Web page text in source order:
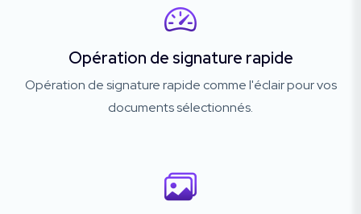
Opération de signature rapide
Opération de signature rapide comme l'éclair pour vos
documents sélectionnés.